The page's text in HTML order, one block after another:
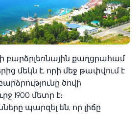
քաղցրահամ
մեկն է, որի մեջ թափվում է
ծովի
1900 մետր է։
պարզել են, որ լիճը